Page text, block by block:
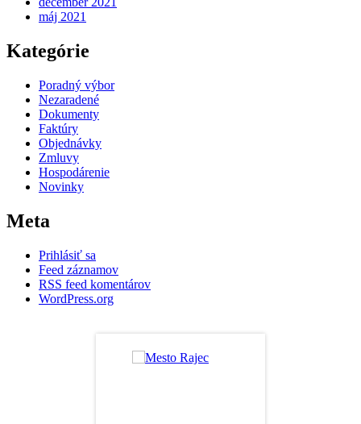
máj 2021
Kategórie
Poradný výbor
Nezaradené
Dokumenty
Faktúry
Objednávky
Zmluvy
Hospodárenie
Novinky
Meta
Prihlásiť sa
Feed záznamov
RSS feed komentárov
WordPress.org